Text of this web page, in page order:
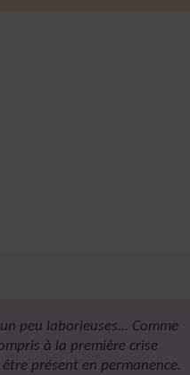
peu laborieuses… Comme
à la première crise
présent en permanence.